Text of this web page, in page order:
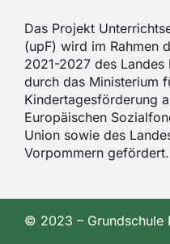
Das Projekt
(upF) wird im Rahmen
2021-2027 des
durch das Ministerium
Kindertagesförderung
Europäischen
Union sowie des
Vorpommern gefördert.
© 2023 – Grundschule